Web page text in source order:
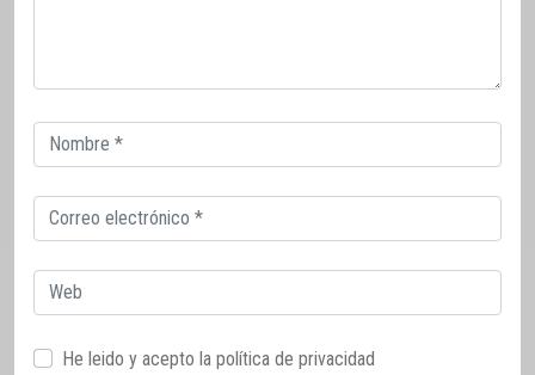
Correo
electrónico
Correo
electrónico
Web
He leido y acepto la política de privacidad